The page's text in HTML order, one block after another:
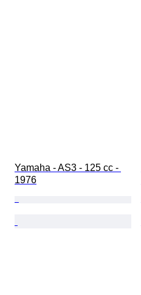
Yamaha - AS3 - 125 cc -
1976